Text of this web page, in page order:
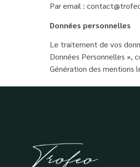
Par email :
Données personnelles
Le traitement de vos
Données Personnelles »,
Génération des mentions